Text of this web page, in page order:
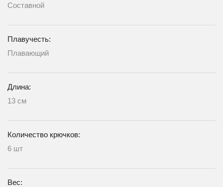
Составной
Плавучесть:
Плавающий
Длина:
13 см
Количество крючков:
6 шт
Вес: